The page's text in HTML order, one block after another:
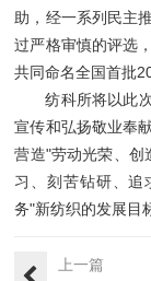
助，经一系列民主
过严格审慎的评选
共同命名全国首批
纺科所将以此
宣传和弘扬敬业奉
营造"劳动光荣、创
习、刻苦钻研、追
务"新纺织的发展目
上一篇